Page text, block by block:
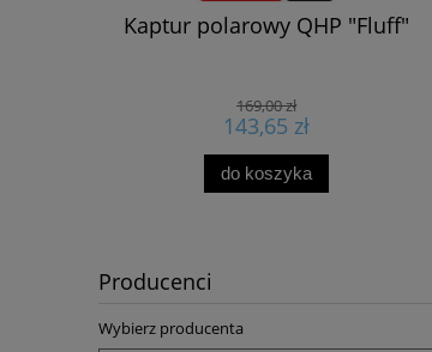
Kaptur polarowy QHP "Fluff"
169,00 zł
143,65 zł
do koszyka
Producenci
Wybierz producenta